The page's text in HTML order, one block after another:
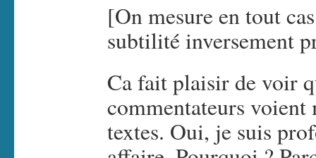
[On mesure en tout
subtilité inversement
Ca fait plaisir de voir
commentateurs voient
textes. Oui, je suis